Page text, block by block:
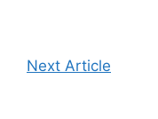
Next Article